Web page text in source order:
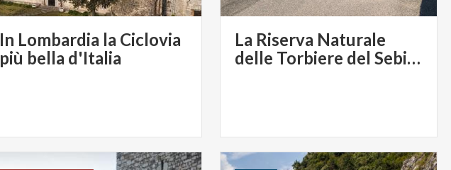
In Lombardia la Ciclovia
più bella d'Italia
La Riserva Naturale
delle Torbiere del Sebino